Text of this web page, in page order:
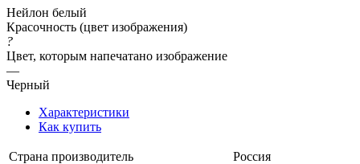
Нейлон белый
Красочность (цвет изображения)
?
Цвет, которым напечатано изображение
—
Черный
Характеристики
Как купить
Страна производитель
Россия